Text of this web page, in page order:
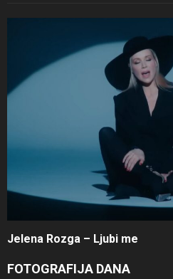
Jelena Rozga – Ljubi me
FOTOGRAFIJA DANA